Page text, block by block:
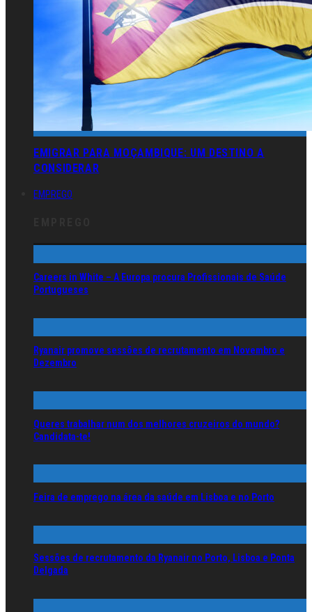
EMIGRAR PARA MOÇAMBIQUE: UM DESTINO A
CONSIDERAR
EMPREGO
Careers in White – A Europa procura Profissionais de Saúde
Portugueses
Ryanair promove sessões de recrutamento em Novembro e
Dezembro
Queres trabalhar num dos melhores cruzeiros do mundo?
Candidata-te!
Feira de emprego na área da saúde em Lisboa e no Porto
Sessões de recrutamento da Ryanair no Porto, Lisboa e Ponta
Delgada